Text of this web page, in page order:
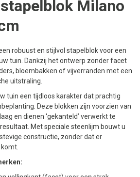
Milano
robuust en stijlvol stapelblok voor een
tuin. Dankzij het ontwerp zonder facet
bloembakken of vijverranden met een
uitstraling.
tuin een tijdloos karakter dat prachtig
Deze blokken zijn voorzien van
en dienen ‘gekanteld’ verwerkt te
Met speciale steenlijm bouwt u
constructie, zonder dat er